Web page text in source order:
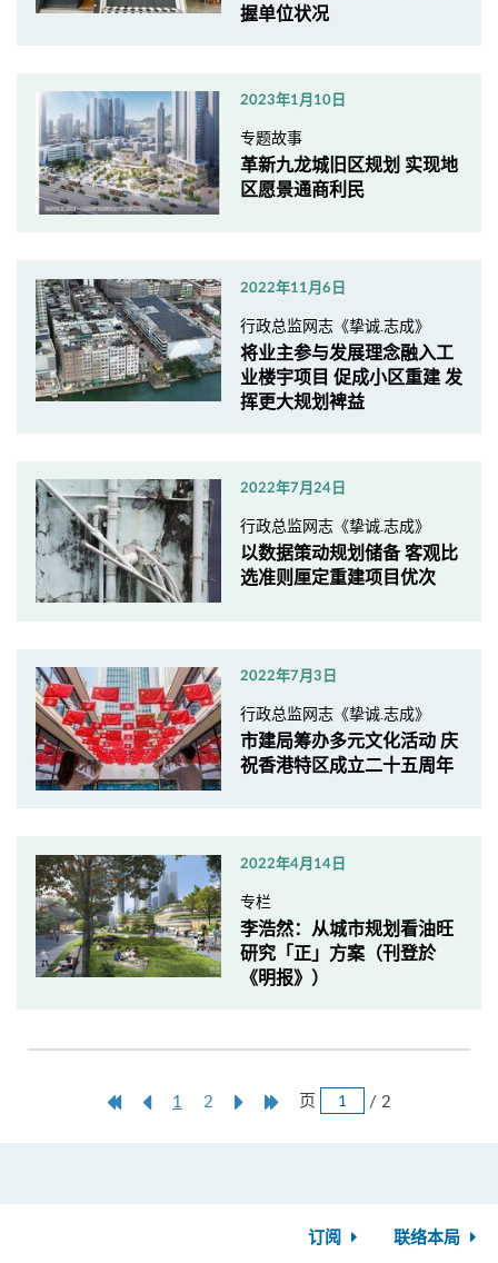
握单位状况
2023年1月10日
专题故事
革新九龙城旧区规划 实现地
区愿景通商利民
2022年11月6日
行政总监网志《挚诚.志成》
将业主参与发展理念融入工
业楼宇项目 促成小区重建 发
挥更大规划裨益
2022年7月24日
行政总监网志《挚诚.志成》
以数据策动规划储备 客观比
选准则厘定重建项目优次
2022年7月3日
行政总监网志《挚诚.志成》
市建局筹办多元文化活动 庆
祝香港特区成立二十五周年
2022年4月14日
专栏
李浩然：从城市规划看油旺
研究「正」方案（刊登於
《明报》）
第
上
1 2
NextLast页 / 2
订阅 联络本局